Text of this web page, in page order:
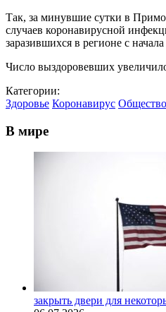
Так, за минувшие сутки в
случаев коронавирусной
заразившихся в регионе с
Число выздоровевших
Категории:
Здоровье Коронавирус Общество
В мире
закрыть двери для